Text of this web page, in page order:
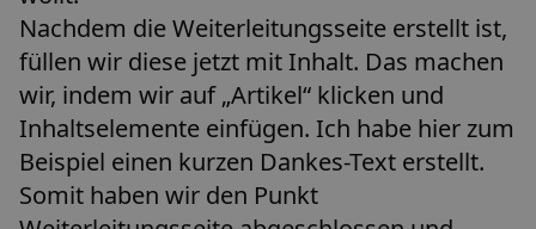
Nachdem die Weiterleitungsseite erstellt ist,
füllen wir diese jetzt mit Inhalt. Das machen
wir, indem wir auf „Artikel“ klicken und
Inhaltselemente einfügen. Ich habe hier zum
Beispiel einen kurzen Dankes-Text erstellt.
Somit haben wir den Punkt